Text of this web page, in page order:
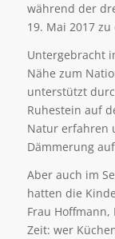
während der
19. Mai 2017
Untergebracht
Nähe zum
unterstützt
Ruhestein auf
Natur erfahren
Dämmerung
Aber auch im
hatten die
Frau
Zeit: wer